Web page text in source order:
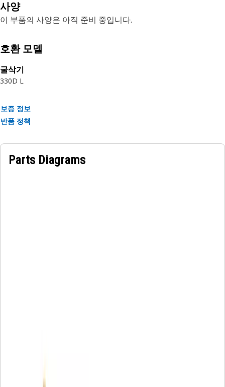
사양
이 부품의 사양은 아직 준비 중입니다.
호환 모델
굴삭기
330D L
보증 정보
반품 정책
Parts Diagrams